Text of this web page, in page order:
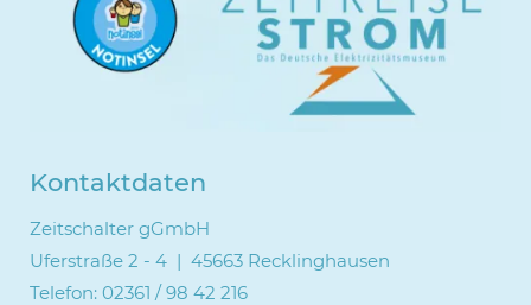
Kontaktdaten
Zeitschalter gGmbH
Uferstraße 2 - 4 | 45663 Recklinghausen
Telefon: 02361 / 98 42 216